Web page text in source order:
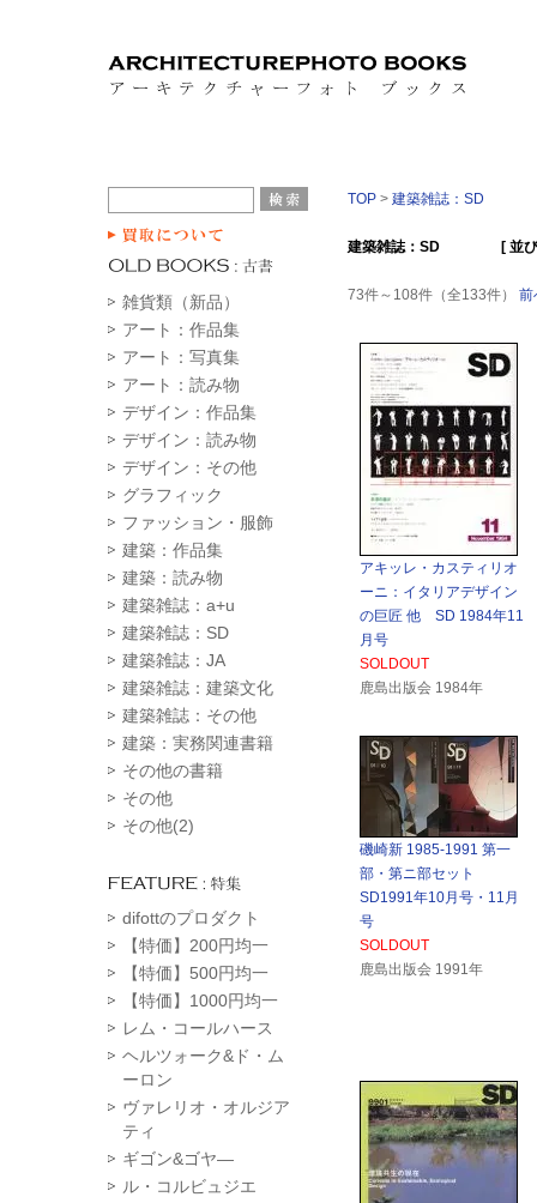
雑貨類（新品）
アート：作品集
アート：写真集
アート：読み物
デザイン：作品集
デザイン：読み物
デザイン：その他
グラフィック
ファッション・服飾
建築：作品集
建築：読み物
建築雑誌：a+u
建築雑誌：SD
建築雑誌：JA
建築雑誌：建築文化
建築雑誌：その他
建築：実務関連書籍
その他の書籍
その他
その他(2)
difottのプロダクト
【特価】200円均一
【特価】500円均一
【特価】1000円均一
レム・コールハース
ヘルツォーク&ド・ム
ーロン
ヴァレリオ・オルジア
ティ
ギゴン&ゴヤ―
ル・コルビュジエ
TOP > 建築雑誌：SD
建築雑誌：SD [ 並び
73件～108件（全133件） 前
アキッレ・カスティリオ
ーニ：イタリアデザイン
の巨匠 他 SD 1984年11
月号
SOLDOUT
鹿島出版会 1984年
磯崎新 1985-1991 第一
部・第ニ部セット
SD1991年10月号・11月
号
SOLDOUT
鹿島出版会 1991年